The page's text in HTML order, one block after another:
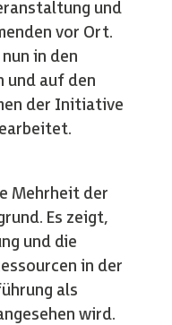
und
vor Ort.
in den
und auf den
der Initiative
Mehrheit der
Es zeigt,
und die
in der
als
wird.